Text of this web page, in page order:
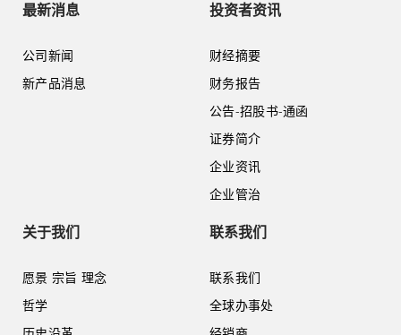
最新消息
公司新闻
新产品消息
投资者资讯
财经摘要
财务报告
公告-招股书-通函
证券简介
企业资讯
企业管治
关于我们
愿景 宗旨 理念
哲学
联系我们
联系我们
全球办事处